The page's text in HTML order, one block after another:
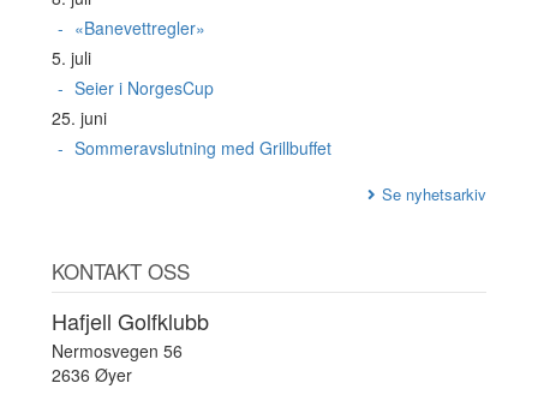
«Banevettregler»
5. juli
Seier i NorgesCup
25. juni
Sommeravslutning med Grillbuffet
Se nyhetsarkiv
KONTAKT OSS
Hafjell Golfklubb
Nermosvegen 56
2636 Øyer